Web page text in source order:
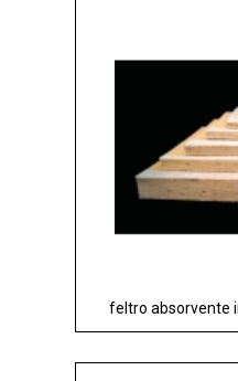
feltro absorvente